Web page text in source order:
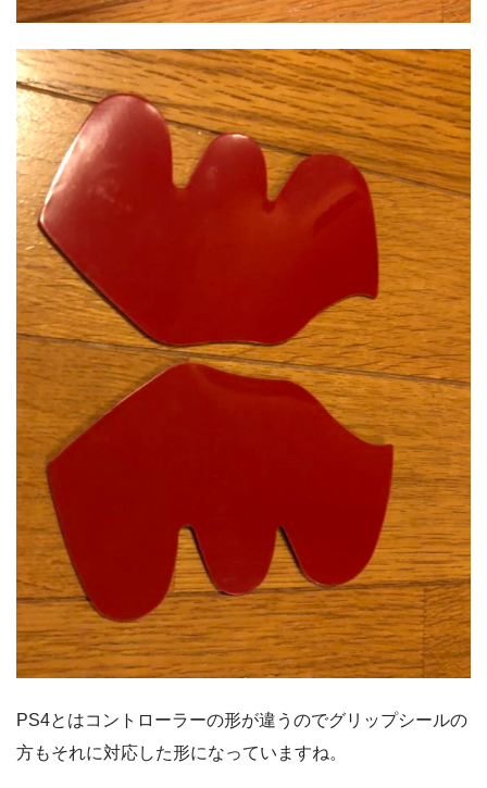
PS4とはコントローラーの形が違うのでグリップシールの
方もそれに対応した形になっていますね。